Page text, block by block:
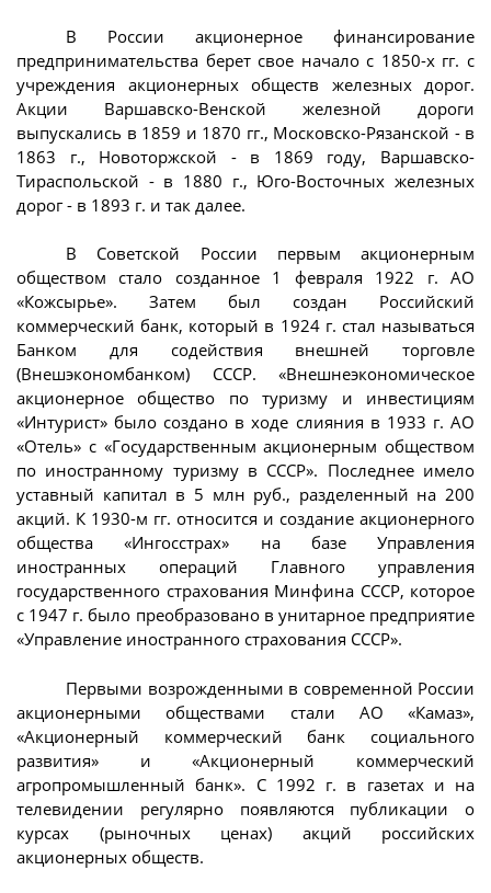
В России акционерное финансирование
предпринимательства берет свое начало с 1850-х гг. с
учреждения акционерных обществ железных дорог.
Акции Варшавско-Венской железной дороги
выпускались в 1859 и 1870 гг., Московско-Рязанской - в
1863 г., Новоторжской - в 1869 году, Варшавско-
Тираспольской - в 1880 г., Юго-Восточных железных
дорог - в 1893 г. и так далее.
В Советской России первым акционерным
обществом стало созданное 1 февраля 1922 г. АО
«Кожсырье». Затем был создан Российский
коммерческий банк, который в 1924 г. стал называться
Банком для содействия внешней торговле
(Внешэкономбанком) СССР. «Внешнеэкономическое
акционерное общество по туризму и инвестициям
«Интурист» было создано в ходе слияния в 1933 г. АО
«Отель» с «Государственным акционерным обществом
по иностранному туризму в СССР». Последнее имело
уставный капитал в 5 млн руб., разделенный на 200
акций. К 1930-м гг. относится и создание акционерного
общества «Ингосстрах» на базе Управления
иностранных операций Главного управления
государственного страхования Минфина СССР, которое
с 1947 г. было преобразовано в унитарное предприятие
«Управление иностранного страхования СССР».
Первыми возрожденными в современной России
акционерными обществами стали АО «Камаз»,
«Акционерный коммерческий банк социального
развития» и «Акционерный коммерческий
агропромышленный банк». С 1992 г. в газетах и на
телевидении регулярно появляются публикации о
курсах (рыночных ценах) акций российских
акционерных обществ.